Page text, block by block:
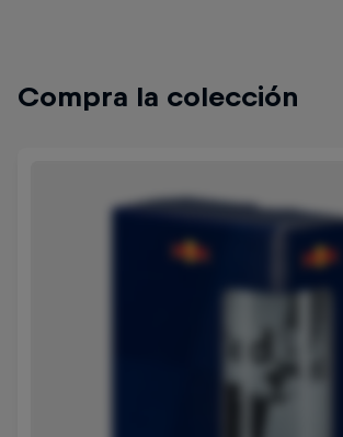
Compra la colección